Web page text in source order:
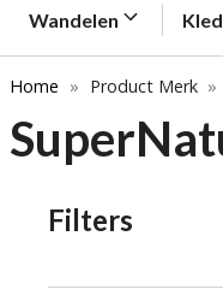
Wandelen
Home » Product Merk »
Filters